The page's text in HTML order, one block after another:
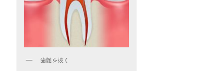
歯髄を抜く